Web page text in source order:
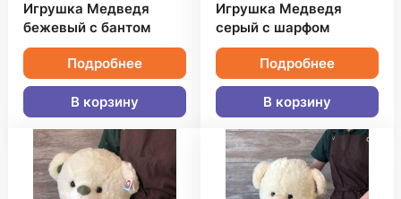
Игрушка Медведя
бежевый с бантом
Подробнее
В корзину
Игрушка Медведя
серый с шарфом
Подробнее
В корзину